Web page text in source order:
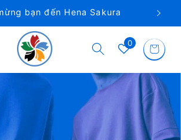
bạn đến Hena Sakura Điện
0
Giỏ
hàng